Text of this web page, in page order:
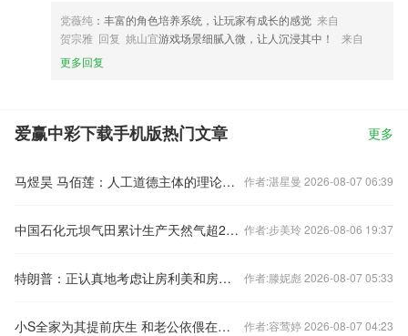
党薇纯 ：丰富的角色培养系统，让玩家有成长的感觉 来自
贺宗雅 回复 姚山宜游戏场景细腻入微，让人沉浸其中！
来自
更多回复
爱赢中彩下载手机版热门文章 更多
马煜昊 马佰莲：人工道德主体的理论构设与实践限度 作者:湛星曼 2026-08-07 06:39
中国石化元坝气田累计生产天然气超200亿立方米 作者:步美玲 2026-08-06 19:37
特朗普：正认真地考虑让房利美和房地美上市 作者:滕妮彪 2026-08-07 05:33
小S全家为其提前庆生 和老公依偎在一起太甜了 作者:容莺婷 2026-08-07 04:23